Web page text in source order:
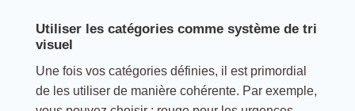
Utiliser les catégories comme système de tri
visuel
Une fois vos catégories définies, il est primordial
de les utiliser de manière cohérente. Par exemple,